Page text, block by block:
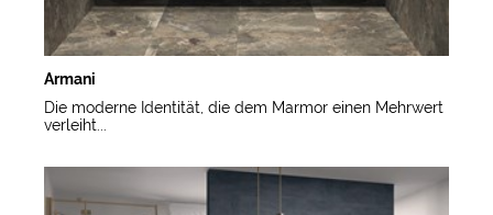
Armani
Die moderne Identität, die dem Marmor einen Mehrwert
verleiht...